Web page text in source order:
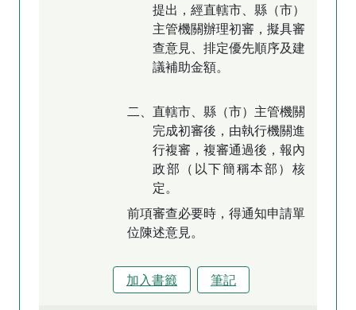
提出，經直轄市、縣（市）
主管機關辦理初審，擬具審
查意見、排定優先順序及建
議補助金額。
二、直轄市、縣（市）主管機關
完成初審後，由執行機關進
行複審，複審通過後，報內
政部（以下簡稱本部）核
定。
前項審查必要時，得通知申請單
位陳述意見。
加入書籤 筆記